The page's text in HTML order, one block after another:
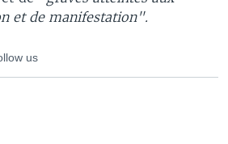
et de manifestation".
us